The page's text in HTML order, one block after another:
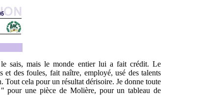
le sais, mais le monde entier lui a fait crédit. Le
et des foules, fait naître, employé, usé des talents
cela pour un résultat dérisoire. Je donne toute
pour une pièce de Molière, pour un tableau de